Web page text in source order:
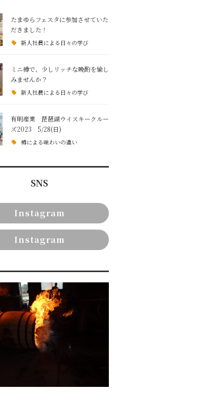
たまゆらフェスタに参加させていた
だきました！
新人社員による日々の学び
ミニ樽で、少しリッチな晩酌を愉し
みませんか？
新人社員による日々の学び
有明産業 琵琶湖ウイスキークルー
ズ2023 5/28(日)
樽による味わいの違い
SNS
Instagram
Instagram